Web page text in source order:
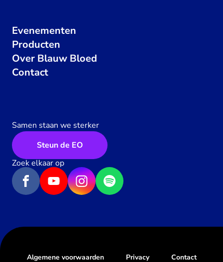
Evenementen
Producten
Over Blauw Bloed
Contact
Samen staan we sterker
Steun de EO
Zoek elkaar op
Algemene voorwaarden Privacy Contact